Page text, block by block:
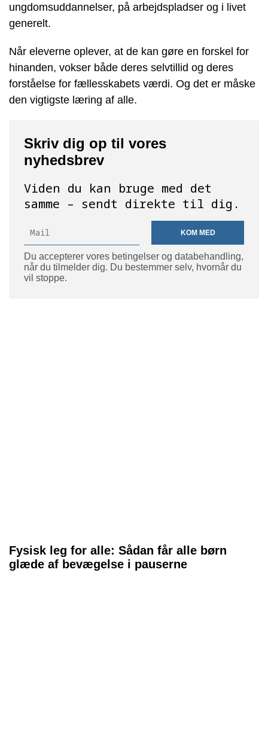
ungdomsuddannelser, på arbejdspladser og i livet
generelt.
Når eleverne oplever, at de kan gøre en forskel for
hinanden, vokser både deres selvtillid og deres
forståelse for fællesskabets værdi. Og det er måske
den vigtigste læring af alle.
Skriv dig op til vores
nyhedsbrev
Viden du kan bruge med det
samme – sendt direkte til dig.
KOM MED
Du accepterer vores betingelser og databehandling,
når du tilmelder dig. Du bestemmer selv, hvornår du
vil stoppe.
Fysisk leg for alle: Sådan får alle børn
glæde af bevægelse i pauserne